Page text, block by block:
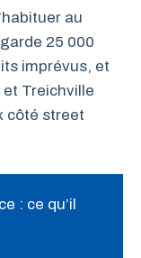
au
25 000
imprévus, et
Treichville
côté street
: ce qu’il